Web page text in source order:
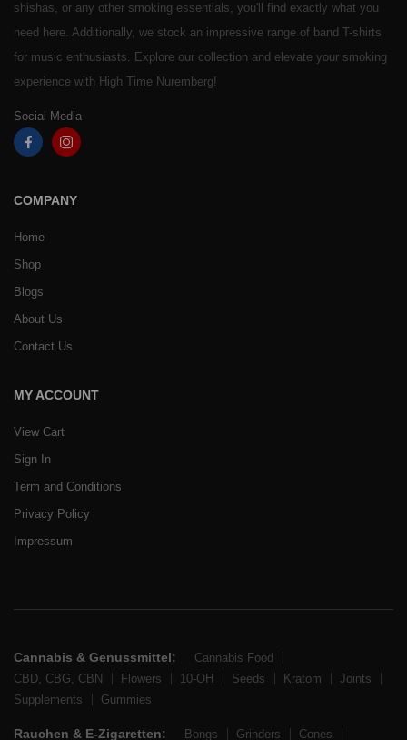
shishas, or any other smoking essentials, you'll find exactly what you
need here. Additionally, we stock an impressive range of band T-shirts
for music enthusiasts. Explore our collection and elevate your smoking
experience with High Time Nuremberg!
Social Media
COMPANY
Home
Shop
Blogs
About Us
Contact Us
MY ACCOUNT
View Cart
Sign In
Term and Conditions
Privacy Policy
Impressum
Cannabis & Genussmittel:
Cannabis Food
CBD, CBG, CBN
Flowers 10-OH Seeds Kratom
Joints
Supplements
Gummies
Rauchen & E-Zigaretten: Bongs Grinders Cones